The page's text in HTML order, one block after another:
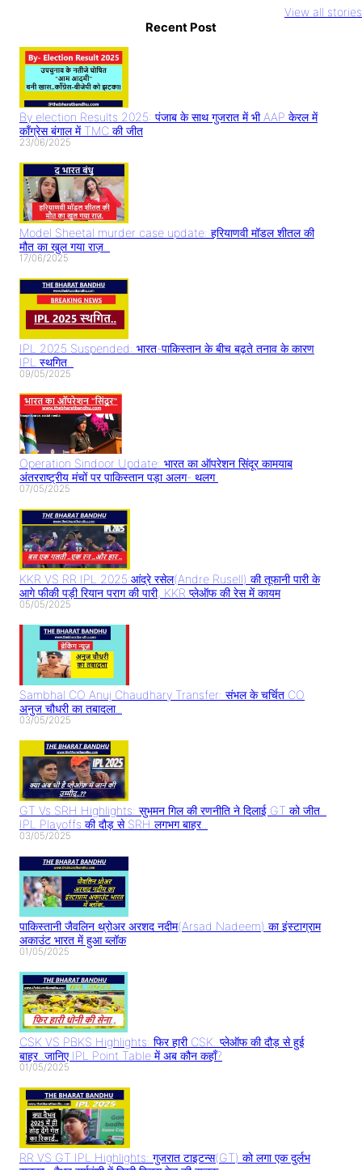
View all stories
तरह बनाते हैं वीडियो
तो सावधान
आलिया भट्ट और
ki prem
Recent Post
By election Results 2025: पंजाब के साथ गुजरात में भी AAP केरल में
काँग्रेस बंगाल में TMC की जीत
23/06/2025
Model Sheetal murder case update: हरियाणवी मॉडल शीतल की
मौत का खुल गया राज़..
17/06/2025
IPL 2025 Suspended: भारत-पाकिस्तान के बीच बढ़ते तनाव के कारण
IPL स्थगित..
09/05/2025
Operation Sindoor Update: भारत का ऑपरेशन सिंदूर कामयाब
अंतरराष्ट्रीय मंचों पर पाकिस्तान पड़ा अलग- थलग
07/05/2025
KKR VS RR IPL 2025:आंद्रे रसेल(Andre Rusell) की तूफानी पारी के
आगे फीकी पड़ी रियान पराग की पारी, KKR प्लेऑफ की रेस में कायम
05/05/2025
Sambhal CO Anuj Chaudhary Transfer: संभल के चर्चित CO
अनुज चौधरी का तबादला..
03/05/2025
GT Vs SRH Highlights: सुभमन गिल की रणनीति ने दिलाई GT को जीत..
IPL Playoffs की दौड़ से SRH लगभग बाहर..
03/05/2025
पाकिस्तानी जैवलिन थ्रोअर अरशद नदीम(Arsad Nadeem) का इंस्टाग्राम
अकाउंट भारत में हुआ ब्लॉक
01/05/2025
CSK VS PBKS Highlights: फिर हारी CSK..प्लेऑफ की दौड़ से हुई
बाहर..जानिए IPL Point Table में अब कौन कहाँ?
01/05/2025
RR VS GT IPL Highlights: गुजरात टाइटन्स(GT) को लगा एक दुर्लभ